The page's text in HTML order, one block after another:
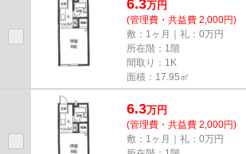
6.3万円
(管理費・共益費 2,000円)
敷：1ヶ月｜礼：0万円
所在階：1階
間取り：1K
面積：17.95㎡
6.3万円
(管理費・共益費 2,000円)
敷：1ヶ月｜礼：0万円